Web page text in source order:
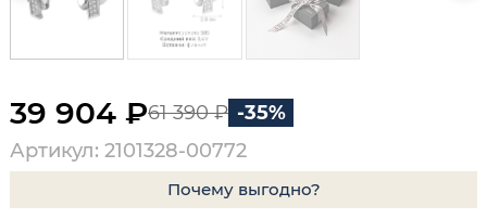
39 904 ₽61 390 ₽ -35%
Артикул: 2101328-00772
Почему выгодно?